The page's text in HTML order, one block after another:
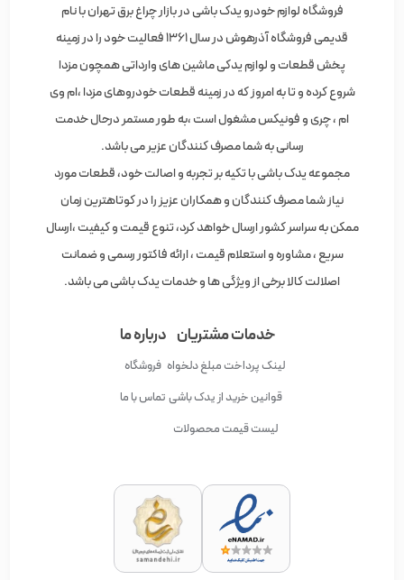
فروشگاه لوازم خودرو یدک باشی در بازار چراغ برق تهران با نام
قدیمی فروشگاه آذرهوش در سال 1361 فعالیت خود را در زمینه
پخش قطعات و لوازم یدکی ماشین های وارداتی همچون مزدا
شروع کرده و تا به امروز که در زمینه قطعات خودروهای مزدا ،ام وی
ام ، چری و فونیکس مشغول است ،به طور مستمر درحال خدمت
رسانی به شما مصرف کنندگان عزیر می باشد.
مجموعه یدک باشی با تکیه بر تجربه و اصالت خود، قطعات مورد
نیاز شما مصرف کنندگان و همکاران عزیز را در کوتاهترین زمان
ممکن به سراسر کشور ارسال خواهد کرد، تنوع قیمت و کیفیت ،ارسال
سریع ، مشاوره و استعلام قیمت ، ارائه فاکتور رسمی و ضمانت
اصلالت کالا برخی از ویژگی ها و خدمات یدک باشی می باشد.
خدمات مشتریان
لینک پرداخت مبلغ دلخواه
قوانین خرید از یدک باشی
لیست قیمت محصولات
درباره ما
فروشگاه
تماس با ما